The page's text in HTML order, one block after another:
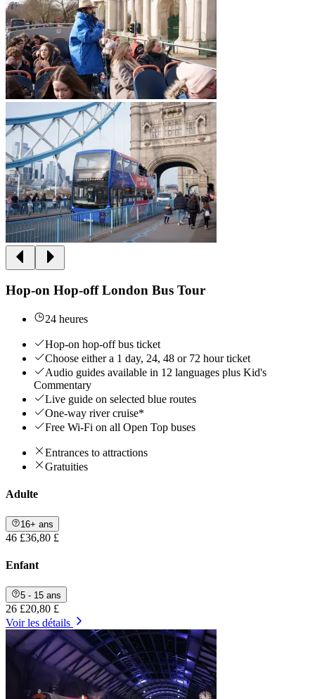
Hop-on Hop-off London Bus Tour
24 heures
Hop-on hop-off bus ticket
Choose either a 1 day, 24, 48 or 72 hour ticket
Audio guides available in 12 languages plus Kid's
Commentary
Live guide on selected blue routes
One-way river cruise*
Free Wi-Fi on all Open Top buses
Entrances to attractions
Gratuities
Adulte
16+ ans
46 £36,80 £
Enfant
5 - 15 ans
26 £20,80 £
Voir les détails